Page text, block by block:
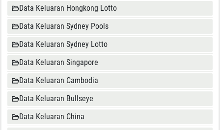
Data Keluaran Hongkong Lotto
Data Keluaran Sydney Pools
Data Keluaran Sydney Lotto
Data Keluaran Singapore
Data Keluaran Cambodia
Data Keluaran Bullseye
Data Keluaran China